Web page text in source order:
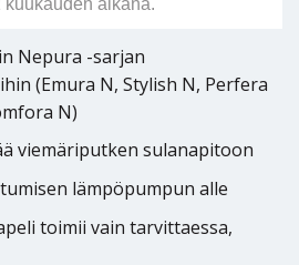
aikana.
Nepura -sarjan
(Emura N, Stylish N, Perfera
N)
viemäriputken sulanapitoon
lämpöpumpun alle
toimii vain tarvittaessa,